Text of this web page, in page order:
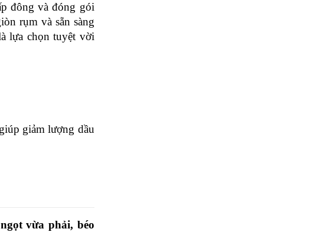
đông và đóng gói
rụm và sẵn sàng
lựa chọn tuyệt vời
giảm lượng dầu
vừa phải, béo